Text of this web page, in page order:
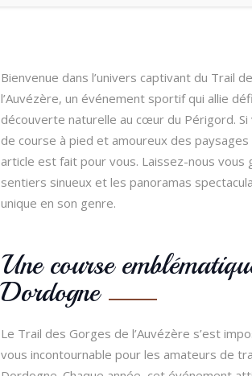
Bienvenue dans l’univers captivant du Trail
l’Auvézère, un événement sportif qui allie
découverte naturelle au cœur du Périgord.
de course à pied et amoureux des
article est fait pour vous. Laissez-nous vous
sentiers sinueux et les panoramas
unique en son genre.
Une course
Dordogne
Le Trail des Gorges de l’Auvézère s’est
vous incontournable pour les amateurs de